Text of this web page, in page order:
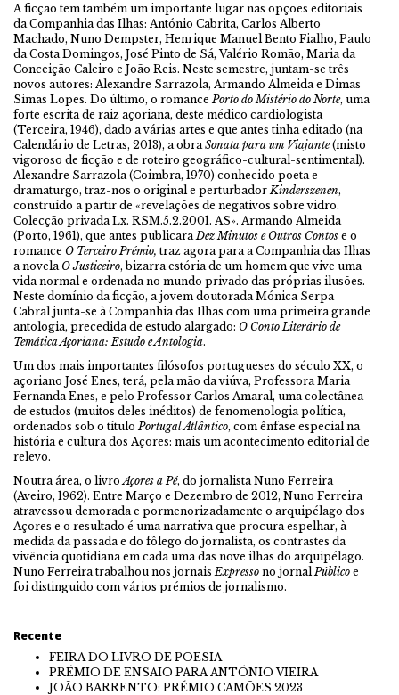
A ficção tem também um importante lugar nas opções editoriais
da Companhia das Ilhas: António Cabrita, Carlos Alberto
Machado, Nuno Dempster, Henrique Manuel Bento Fialho, Paulo
da Costa Domingos, José Pinto de Sá, Valério Romão, Maria da
Conceição Caleiro e João Reis. Neste semestre, juntam-se três
novos autores: Alexandre Sarrazola, Armando Almeida e Dimas
Simas Lopes. Do último, o romance Porto do Mistério do Norte, uma
forte escrita de raiz açoriana, deste médico cardiologista
(Terceira, 1946), dado a várias artes e que antes tinha editado (na
Calendário de Letras, 2013), a obra Sonata para um Viajante(misto
vigoroso de ficção e de roteiro geográfico-cultural-sentimental).
Alexandre Sarrazola (Coimbra, 1970) conhecido poeta e
dramaturgo, traz-nos o original e perturbador Kinderszenen,
construído a partir de «revelações de negativos sobre vidro.
Colecção privada Lx. RSM.5.2.2001. AS». Armando Almeida
(Porto, 1961), que antes publicara Dez Minutos e Outros Contos e o
romance O Terceiro Prémio, traz agora para a Companhia das Ilhas
a novela O Justiceiro, bizarra estória de um homem que vive uma
vida normal e ordenada no mundo privado das próprias ilusões.
Neste domínio da ficção, a jovem doutorada Mónica Serpa
Cabral junta-se à Companhia das Ilhas com uma primeira grande
antologia, precedida de estudo alargado: O Conto Literário de
Temática Açoriana: Estudo e Antologia.
Um dos mais importantes filósofos portugueses do século XX, o
açoriano José Enes, terá, pela mão da viúva, Professora Maria
Fernanda Enes, e pelo Professor Carlos Amaral, uma colectânea
de estudos (muitos deles inéditos) de fenomenologia política,
ordenados sob o título Portugal Atlântico, com ênfase especial na
história e cultura dos Açores: mais um acontecimento editorial de
relevo.
Noutra área, o livro Açores a Pé, do jornalista Nuno Ferreira
(Aveiro, 1962). Entre Março e Dezembro de 2012, Nuno Ferreira
atravessou demorada e pormenorizadamente o arquipélago dos
Açores e o resultado é uma narrativa que procura espelhar, à
medida da passada e do fôlego do jornalista, os contrastes da
vivência quotidiana em cada uma das nove ilhas do arquipélago.
Nuno Ferreira trabalhou nos jornais Expresso no jornal Público e
foi distinguido com vários prémios de jornalismo.
Recente
FEIRA DO LIVRO DE POESIA
PRÉMIO DE ENSAIO PARA ANTÓNIO VIEIRA
JOÃO BARRENTO: PRÉMIO CAMÕES 2023